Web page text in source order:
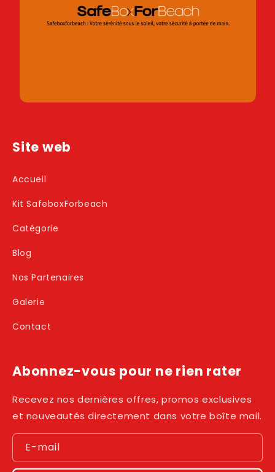
Site web
Accueil
Kit SafeboxForbeach
Catégorie
Blog
Nos Partenaires
Galerie
Contact
Abonnez-vous pour ne rien rater
Recevez nos dernières offres, promos exclusives
et nouveautés directement dans votre boîte mail.
E-mail